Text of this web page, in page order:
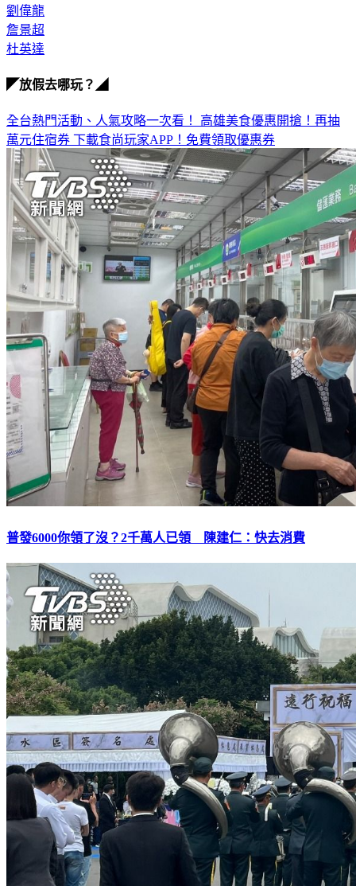
劉偉龍
詹景超
杜英達
◤放假去哪玩？◢
全台熱門活動、人氣攻略一次看！ 高雄美食優惠開搶！再抽
萬元住宿券 下載食尚玩家APP！免費領取優惠券
普發6000你領了沒？2千萬人已領 陳建仁：快去消費